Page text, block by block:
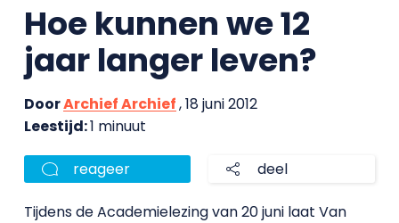
Hoe kunnen we 12
jaar langer leven?
DoorArchief Archief, 18 juni 2012
Leestijd:1 minuut
reageer deel
Tijdens de Academielezing van 20 juni laat Van